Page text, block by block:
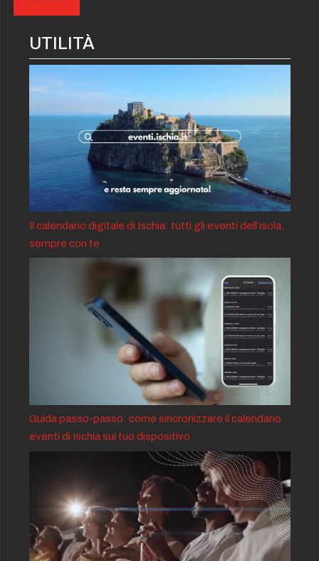
UTILITÀ
Il calendario digitale di Ischia: tutti gli eventi dell’isola,
sempre con te
Guida passo-passo: come sincronizzare il calendario
eventi di Ischia sul tuo dispositivo